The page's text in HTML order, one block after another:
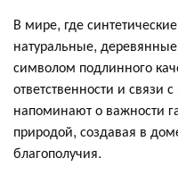
В мире, где
натуральные,
символом подлинного
ответственности и
напоминают о важности
природой, создавая в
благополучия.